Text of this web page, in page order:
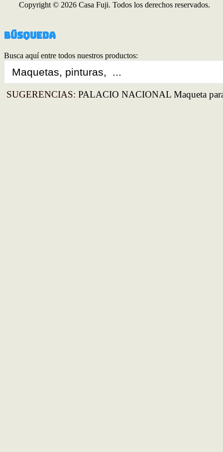
Copyright © 2026 Casa Fuji. Todos los derechos reservados.
Búsqueda
Busca aquí entre todos nuestros productos:
SUGERENCIAS: PALACIO NACIONAL Maqueta